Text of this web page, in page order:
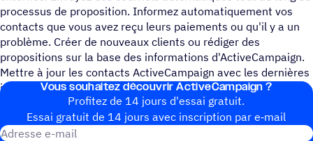
processus de proposition. Informez automatiquement vos
contacts que vous avez reçu leurs paiements ou qu'il y a un
problème. Créer de nouveaux clients ou rédiger des
propositions sur la base des informations d'ActiveCampaign.
Mettre à jour les contacts ActiveCampaign avec les dernières
informations sur les clients et les propositions.
Vous souhai­tez découvrir ActiveCampaign ?
Profitez de 14 jours d'essai gratuit.
Essai gratuit de 14 jours avec inscrip­tion par e‑mail